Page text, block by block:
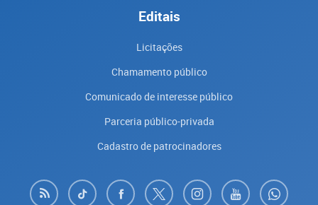
Editais
Licitações
Chamamento público
Comunicado de interesse público
Parceria público-privada
Cadastro de patrocinadores